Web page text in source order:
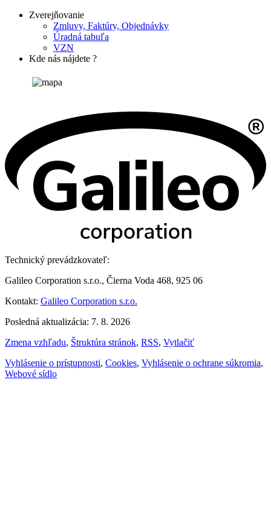
Zverejňovanie
Zmluvy, Faktúry, Objednávky
Úradná tabuľa
VZN
Kde nás nájdete ?
Technický prevádzkovateľ:
Galileo Corporation s.r.o., Čierna Voda 468, 925 06
Kontakt: Galileo Corporation s.r.o.
Posledná aktualizácia: 7. 8. 2026
Zmena vzhľadu, Štruktúra stránok, RSS, Vytlačiť
Vyhlásenie o prístupnosti, Cookies, Vyhlásenie o ochrane súkromia,
Webové sídlo